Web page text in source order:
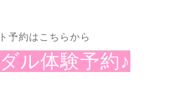
予約はこちらから
ル体験予約♪